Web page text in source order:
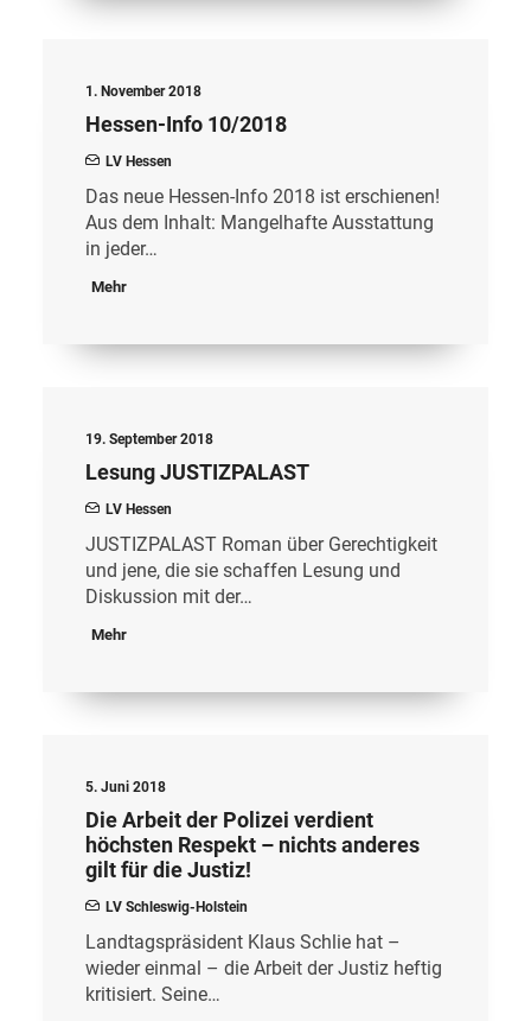
1. November 2018
Hessen-Info 10/2018
LV Hessen
Das neue Hessen-Info 2018 ist erschienen!
Aus dem Inhalt: Mangelhafte Ausstattung
in jeder…
Mehr
19. September 2018
Lesung JUSTIZPALAST
LV Hessen
JUSTIZPALAST Roman über Gerechtigkeit
und jene, die sie schaffen Lesung und
Diskussion mit der…
Mehr
5. Juni 2018
Die Arbeit der Polizei verdient
höchsten Respekt – nichts anderes
gilt für die Justiz!
LV Schleswig-Holstein
Landtagspräsident Klaus Schlie hat –
wieder einmal – die Arbeit der Justiz heftig
kritisiert. Seine…